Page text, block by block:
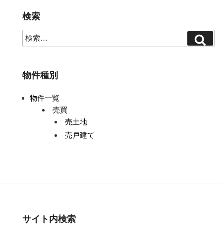
ー
シ
ョ
検索
物件種別
物件一覧
売買
売土地
売戸建て
サイト内検索